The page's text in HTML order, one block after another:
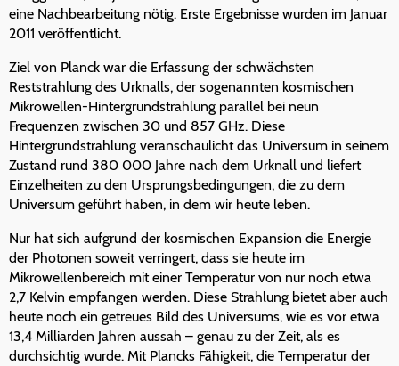
eine Nachbearbeitung nötig. Erste Ergebnisse wurden im Januar
2011 veröffentlicht.
Ziel von Planck war die Erfassung der schwächsten
Reststrahlung des Urknalls, der sogenannten kosmischen
Mikrowellen-Hintergrundstrahlung parallel bei neun
Frequenzen zwischen 30 und 857 GHz. Diese
Hintergrundstrahlung veranschaulicht das Universum in seinem
Zustand rund 380 000 Jahre nach dem Urknall und liefert
Einzelheiten zu den Ursprungsbedingungen, die zu dem
Universum geführt haben, in dem wir heute leben.
Nur hat sich aufgrund der kosmischen Expansion die Energie
der Photonen soweit verringert, dass sie heute im
Mikrowellenbereich mit einer Temperatur von nur noch etwa
2,7 Kelvin empfangen werden. Diese Strahlung bietet aber auch
heute noch ein getreues Bild des Universums, wie es vor etwa
13,4 Milliarden Jahren aussah – genau zu der Zeit, als es
durchsichtig wurde. Mit Plancks Fähigkeit, die Temperatur der